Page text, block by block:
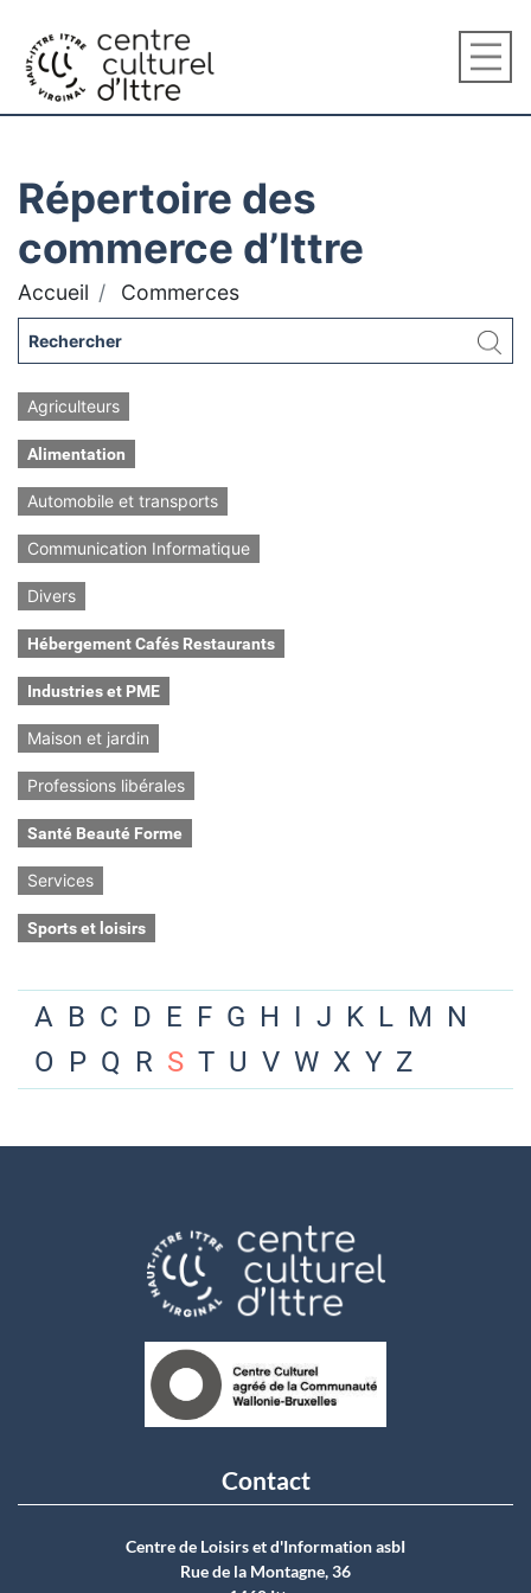
Répertoire des
commerce d’Ittre
Accueil Commerces
Agriculteurs
Alimentation
Automobile et transports
Communication Informatique
Divers
Hébergement Cafés Restaurants
Industries et PME
Maison et jardin
Professions libérales
Santé Beauté Forme
Services
Sports et loisirs
A B C D E F G H I J K L M N
O P Q R S T U V W X Y Z
Contact
Centre de Loisirs et d'Information asbI
Rue de la Montagne, 36